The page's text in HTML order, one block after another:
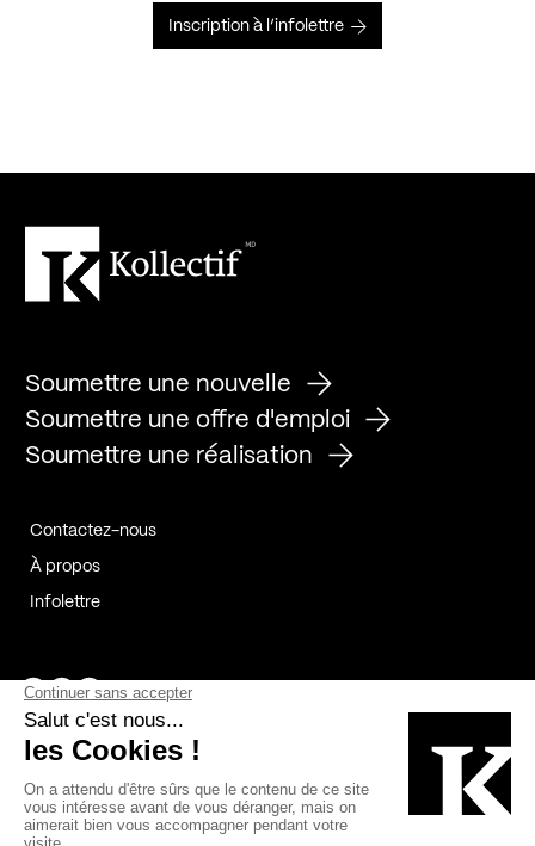
Inscription à l’infolettre
Soumettre une nouvelle
Soumettre une offre d'emploi
Soumettre une réalisation
Contactez-nous
À propos
Infolettre
Page Facebook de Kollectif
Page Instagram de Kollectif
Page Linkedin de Kollectif